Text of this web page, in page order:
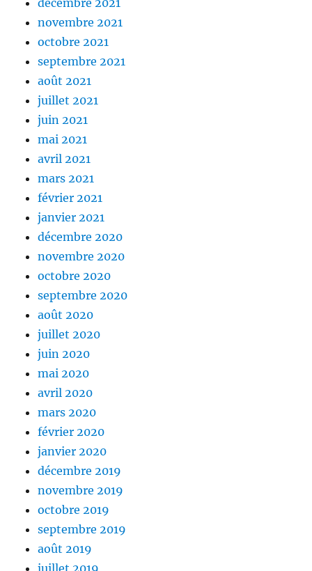
décembre 2021
novembre 2021
octobre 2021
septembre 2021
août 2021
juillet 2021
juin 2021
mai 2021
avril 2021
mars 2021
février 2021
janvier 2021
décembre 2020
novembre 2020
octobre 2020
septembre 2020
août 2020
juillet 2020
juin 2020
mai 2020
avril 2020
mars 2020
février 2020
janvier 2020
décembre 2019
novembre 2019
octobre 2019
septembre 2019
août 2019